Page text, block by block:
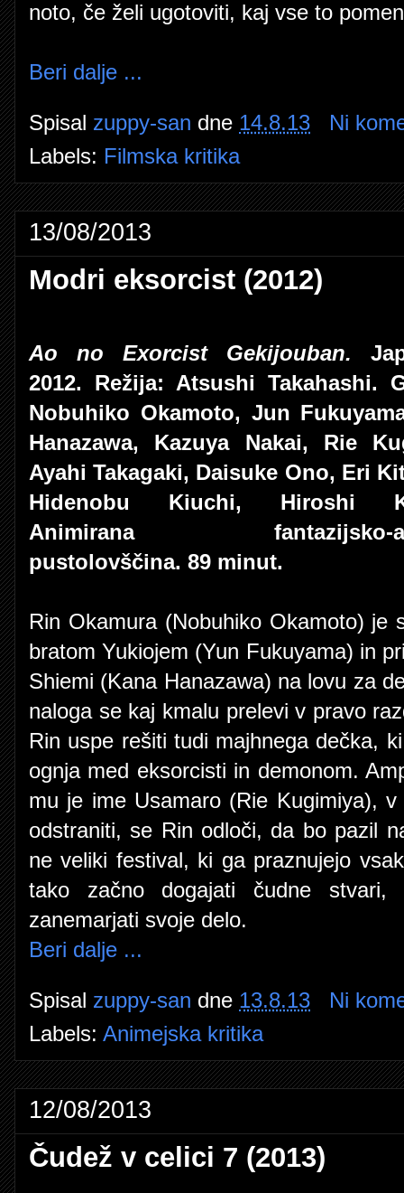
noto, če želi ugotoviti, kaj vse to
Beri dalje ...
Spisal zuppy-san dne 14.8.13
Ni
Labels: Filmska kritika
13/08/2013
Modri eksorcist (2012)
Ao no Exorcist Gekijouban.
2012. Režija: Atsushi Takahashi.
Nobuhiko Okamoto, Jun
Hanazawa, Kazuya Nakai, Rie
Ayahi Takagaki, Daisuke Ono, Eri
Hidenobu Kiuchi, Hiroshi
Animirana fantazijsko-
pustolovščina. 89 minut.
Rin Okamura (Nobuhiko Okamoto) je
bratom Yukiojem (Yun Fukuyama) in
Shiemi (Kana Hanazawa) na lovu za
naloga se kaj kmalu prelevi v pravo
Rin uspe rešiti tudi majhnega dečka,
ognja med eksorcisti in demonom.
mu je ime Usamaro (Rie Kugimiya),
odstraniti, se Rin odloči, da bo pazil
ne veliki festival, ki ga praznujejo
tako začno dogajati čudne stvari,
zanemarjati svoje delo.
Beri dalje ...
Spisal zuppy-san dne 13.8.13
Ni
Labels: Animejska kritika
12/08/2013
Čudež v celici 7 (2013)